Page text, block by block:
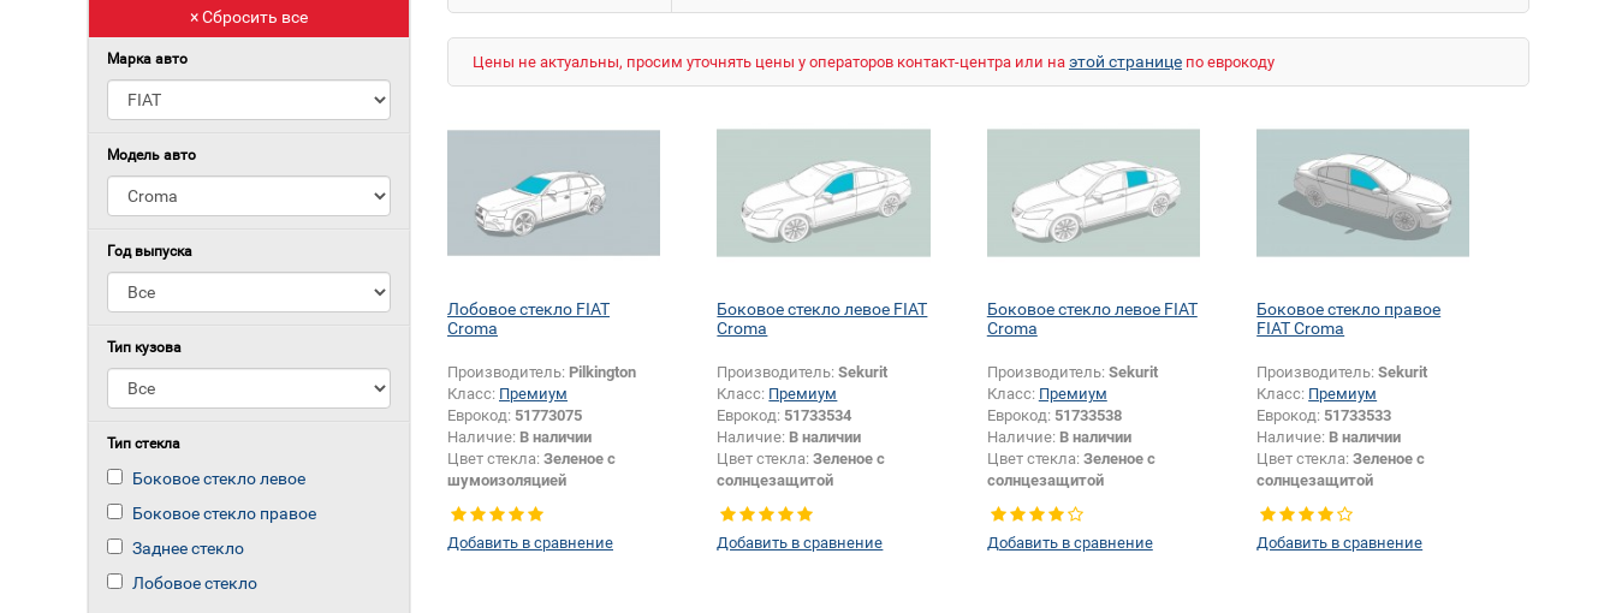
× Сбросить все
Марка авто
Модель авто
Год выпуска
Тип кузова
Тип стекла
Боковое стекло левое
Боковое стекло правое
Заднее стекло
Лобовое стекло
Цены не актуальны, просим уточнять цены у операторов контакт-центра или на этой странице по еврокоду
Лобовое стекло FIAT
Croma
Производитель: Pilkington
Класс: Премиум
Еврокод: 51773075
Наличие: В наличии
Цвет стекла: Зеленое с
шумоизоляцией
Тип кузова: Универсал
Появление или изменение
логотипа безопасности:
Добавить в сравнение
Боковое стекло левое FIAT
Croma
Производитель:Sekurit
Класс: Премиум
Еврокод: 51733534
Наличие: В наличии
Цвет стекла:Зеленое с
солнцезащитой
Тип кузова:Универсал
Тип стекла:Боковое стекло
левое
Добавить в сравнение
Боковое стекло левое FIAT
Croma
Производитель: Sekurit
Класс: Премиум
Еврокод: 51733538
Наличие: В наличии
Цвет стекла: Зеленое с
солнцезащитой
Тип кузова: Универсал
Тип стекла:Боковое стекло
левое
Добавить в сравнение
Боковое стекло правое
FIAT Croma
Производитель:Sekurit
Класс: Премиум
Еврокод: 51733533
Наличие: В наличии
Цвет стекла:Зеленое с
солнцезащитой
Тип кузова:Универсал
Тип стекла:Боковое стекло
правое
Добавить в сравнение